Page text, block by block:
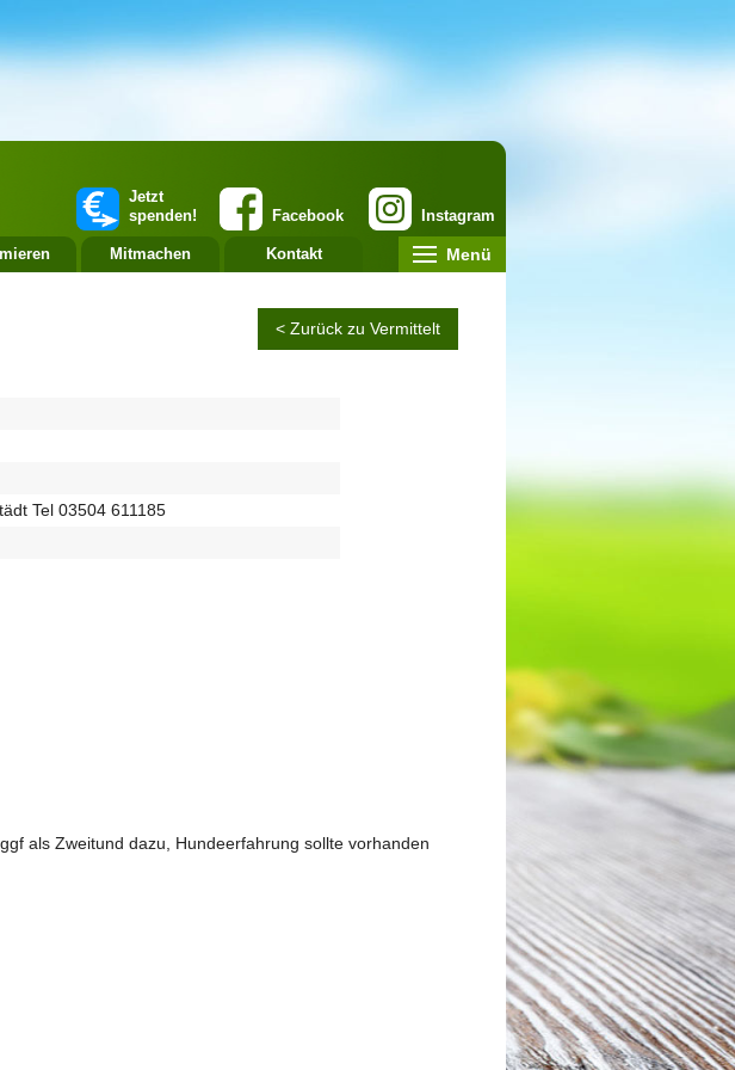
Instagram
Facebook
Jetzt
spenden!
Mitmachen Kontakt Menü
< Zurück zu Vermittelt
Tel 03504 611185
als Zweitund dazu, Hundeerfahrung sollte vorhanden